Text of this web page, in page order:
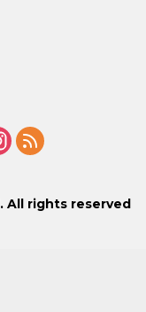
. All rights reserved